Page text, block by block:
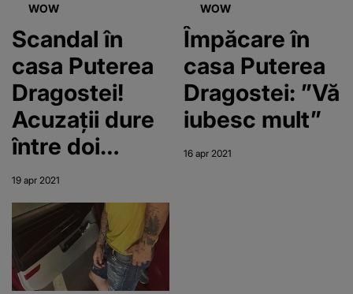
WOW
Scandal în
casa Puterea
Dragostei!
Acuzații dure
între doi
concurenți:
„Îmi dai tu mie
bani?!”
19 apr 2021
WOW
Împăcare în
casa Puterea
Dragostei: ”Vă
iubesc mult”
16 apr 2021